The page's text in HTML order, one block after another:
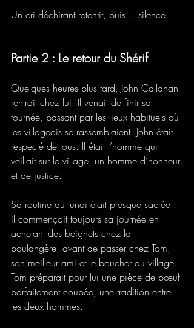
Un cri déchirant retentit, puis… silence.
Partie 2 : Le retour du Shérif
Quelques heures plus tard, John Callahan
rentrait chez lui. Il venait de finir sa
tournée, passant par les lieux habituels où
les villageois se rassemblaient. John était
respecté de tous. Il était l’homme qui
veillait sur le village, un homme d’honneur
et de justice.
Sa routine du lundi était presque sacrée :
il commençait toujours sa journée en
achetant des beignets chez la
boulangère, avant de passer chez Tom,
son meilleur ami et le boucher du village.
Tom préparait pour lui une pièce de bœuf
parfaitement coupée, une tradition entre
les deux hommes.